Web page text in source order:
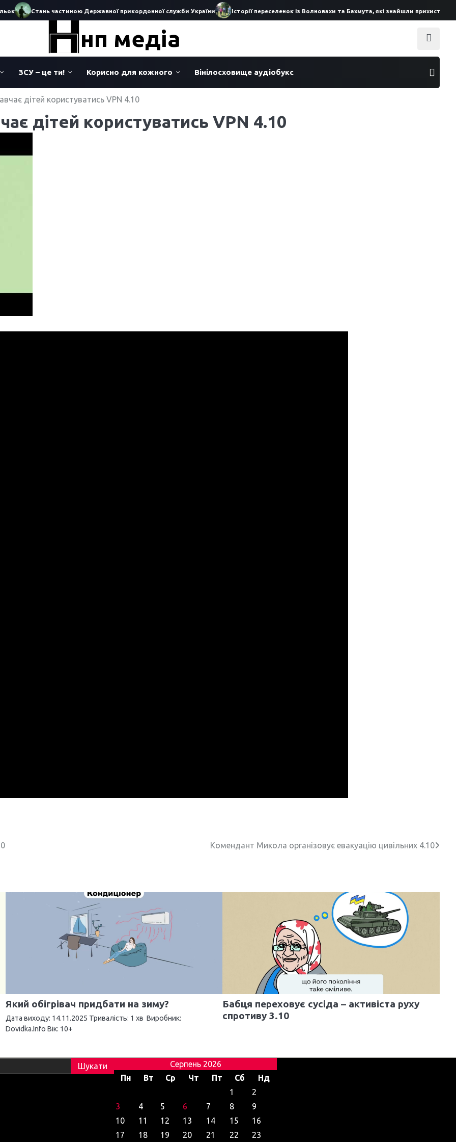
Стань частиною Державної прикордонної служби України Історії переселенок із Волновахи та Бахмута, які знайшли прихисток на
нп медіа
ЗСУ – це ти! Корисно для кожного Вінілосховище аудіобукс
дітей користуватись VPN 4.10
дітей користуватись VPN 4.10
Комендант Микола організовує евакуацію цивільних 4.10
Який обігрівач придбати на зиму?
Дата виходу: 14.11.2025 Тривалість: 1 хв Виробник:
Dovidka.Info Вік: 10+
Бабця переховує сусіда – активіста руху
спротиву 3.10
Серпень 2026
Пн
Вт Ср Чт Пт Сб
Нд
1
2
3
4 5 6 7 8
9
10
11 12 13 14 15
16
17
18 19 20 21 22 23